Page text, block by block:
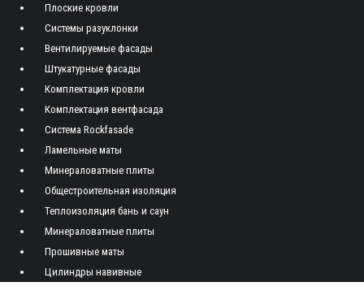
Плоские кровли
Системы разуклонки
Вентилируемые фасады
Штукатурные фасады
Комплектация кровли
Комплектация вентфасада
Система Rockfasade
Ламельные маты
Минераловатные плиты
Общестроительная изоляция
Теплоизоляция бань и саун
Минераловатные плиты
Прошивные маты
Цилиндры навивные